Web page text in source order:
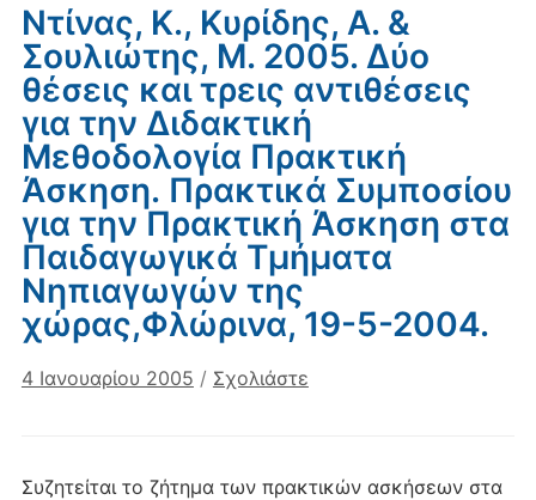
Ντίνας, Κ., Κυρίδης, Α. &
Σουλιώτης, Μ. 2005. Δύο
θέσεις και τρεις αντιθέσεις
για την Διδακτική
Μεθοδολογία Πρακτική
Άσκηση. Πρακτικά Συμποσίου
για την Πρακτική Άσκηση στα
Παιδαγωγικά Τμήματα
Νηπιαγωγών της
χώρας,Φλώρινα, 19-5-2004.
4 Ιανουαρίου 2005 / Σχολιάστε
Συζητείται το ζήτημα των πρακτικών ασκήσεων στα